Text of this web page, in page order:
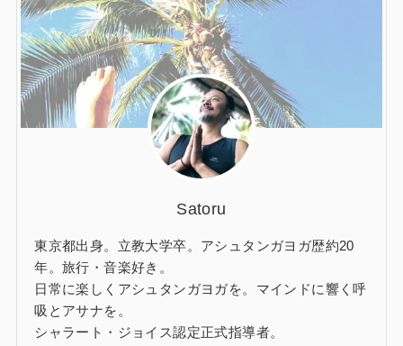
Satoru
東京都出身。立教大学卒。アシュタンガヨガ歴約20
年。旅行・音楽好き。
日常に楽しくアシュタンガヨガを。マインドに響く呼
吸とアサナを。
シャラート・ジョイス認定正式指導者。